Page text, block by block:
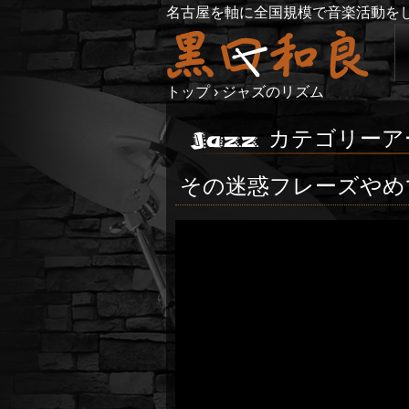
名古屋を軸に全国規模で音楽活動を
トップ › ジャズのリズム
カテゴリー
その迷惑フレーズや